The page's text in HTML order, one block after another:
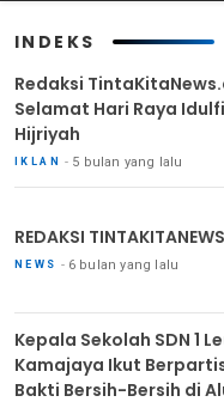
INDEKS
Redaksi
Selamat Hari Raya
Hijriyah
IKLAN 5 bulan yang lalu
REDAKSI
NEWS 6 bulan yang lalu
Kepala Sekolah SDN 1
Kamajaya Ikut
Bakti Bersih-Bersih di